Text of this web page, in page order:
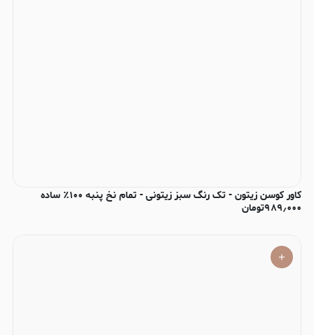
کاور کوسن زیتون - تک رنگ سبز زیتونی - تمام نخ پنبه ۱۰۰٪ ساده
۹۸۹٫۰۰۰تومان